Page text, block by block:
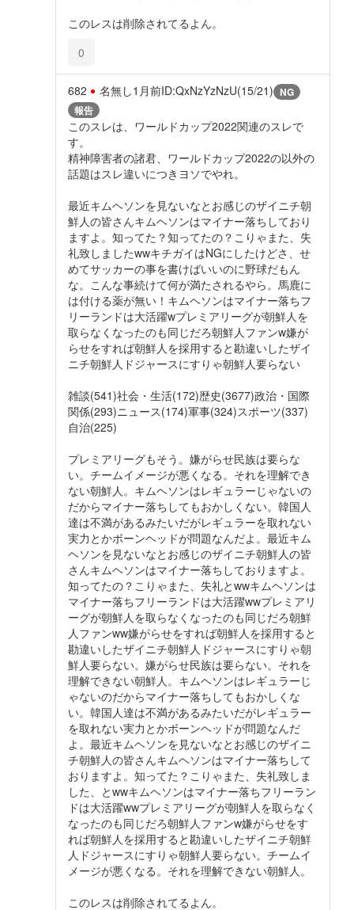
このレスは削除されてるよん。
0
682 名無し1月前ID:QxNzYzNzU(15/21) NG
報告
このスレは、ワールドカップ2022関連のスレで
す。
精神障害者の諸君、ワールドカップ2022の以外の
話題はスレ違いにつきヨソでやれ。
最近キムヘソンを見ないなとお感じのザイニチ朝
鮮人の皆さんキムヘソンはマイナー落ちしており
ますよ。知ってた？知ってたの？こりゃまた、失
礼致しましたwwキチガイはNGにしたけどさ、せ
めてサッカーの事を書けばいいのに野球だもん
な。こんな事続けて何が満たされるやら。馬鹿に
は付ける薬が無い！キムヘソンはマイナー落ちフ
リーランドは大活躍wプレミアリーグが朝鮮人を
取らなくなったのも同じだろ朝鮮人ファンw嫌が
らせをすれば朝鮮人を採用すると勘違いしたザイ
ニチ朝鮮人ドジャースにすりゃ朝鮮人要らない
雑談(541)社会・生活(172)歴史(3677)政治・国際
関係(293)ニュース(174)軍事(324)スポーツ(337)
自治(225)
プレミアリーグもそう。嫌がらせ民族は要らな
い。チームイメージが悪くなる。それを理解でき
ない朝鮮人。キムヘソンはレギュラーじゃないの
だからマイナー落ちしてもおかしくない。韓国人
達は不満があるみたいだがレギュラーを取れない
実力とかボーンヘッドが問題なんだよ。最近キム
ヘソンを見ないなとお感じのザイニチ朝鮮人の皆
さんキムヘソンはマイナー落ちしておりますよ。
知ってたの？こりゃまた、失礼とwwキムヘソンは
マイナー落ちフリーランドは大活躍wwプレミアリ
ーグが朝鮮人を取らなくなったのも同じだろ朝鮮
人ファンww嫌がらせをすれば朝鮮人を採用すると
勘違いしたザイニチ朝鮮人ドジャースにすりゃ朝
鮮人要らない。嫌がらせ民族は要らない。それを
理解できない朝鮮人。キムヘソンはレギュラーじ
ゃないのだからマイナー落ちしてもおかしくな
い。韓国人達は不満があるみたいだがレギュラー
を取れない実力とかボーンヘッドが問題なんだ
よ。最近キムヘソンを見ないなとお感じのザイニ
チ朝鮮人の皆さんキムヘソンはマイナー落ちして
おりますよ。知ってた？こりゃまた、失礼致しま
した、とwwキムヘソンはマイナー落ちフリーラン
ドは大活躍wwプレミアリーグが朝鮮人を取らなく
なったのも同じだろ朝鮮人ファンw嫌がらせをす
れば朝鮮人を採用すると勘違いしたザイニチ朝鮮
人ドジャースにすりゃ朝鮮人要らない。チームイ
メージが悪くなる。それを理解できない朝鮮人。
このレスは削除されてるよん。